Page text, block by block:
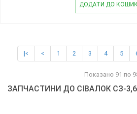
ДОДАТИ ДО
|< < 1 2 3 4 5
Показано 91 по
ЗАПЧАСТИНИ ДО СІВАЛОК СЗ-3,6